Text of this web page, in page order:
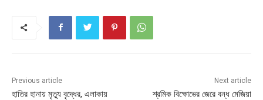
Previous article
হাতির হানায় মৃত্যু বৃদ্ধের, এলাকায়
Next article
শ্রমিক বিক্ষোভের জেরে বন্ধ মেজিয়া